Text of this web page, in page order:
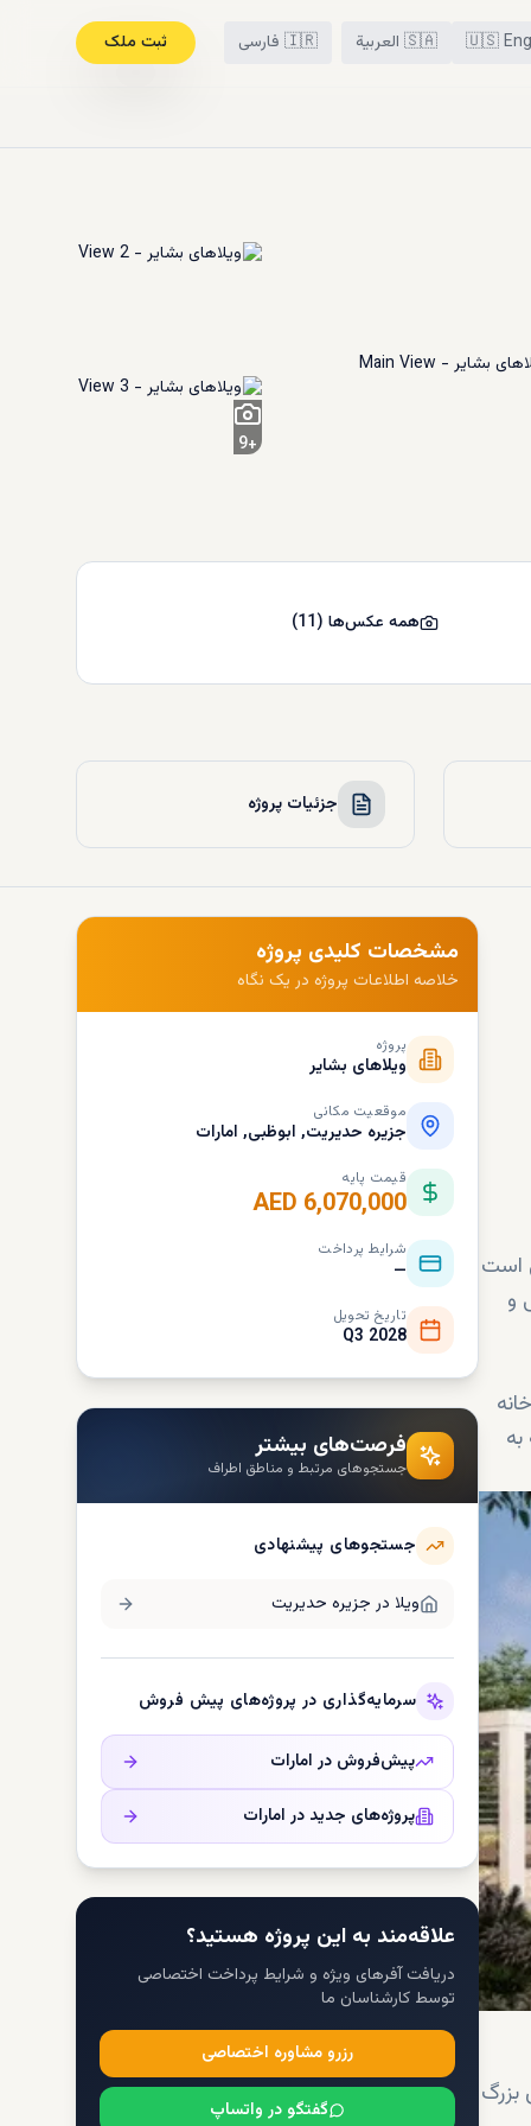
🇺🇸
🇸🇦 العربية 🇮🇷 فارسی ثبت ملک
+
9
همه عکس‌ها(
11
)
جزئیات پروژه
است
و
بزرگ
مشخصات کلیدی پروژه
خلاصه اطلاعات پروژه در یک نگاه
پروژه
ویلاهای بشایر
موقعیت مکانی
جزیره حدیریت, ابوظبی, امارات
قیمت پایه
AED 6,070,000
شرایط پرداخت
—
تاریخ تحویل
Q3 2028
فرصت‌های بیشتر
جستجوهای مرتبط و مناطق اطراف
جستجوهای پیشنهادی
ویلا در جزیره حدیریت
سرمایه‌گذاری در پروژه‌های پیش فروش
پیش‌فروش در امارات
پروژه‌های جدید در امارات
علاقه‌مند به این پروژه هستید؟
دریافت آفرهای ویژه و شرایط پرداخت اختصاصی
توسط کارشناسان ما
رزرو مشاوره اختصاصی
گفتگو در واتساپ